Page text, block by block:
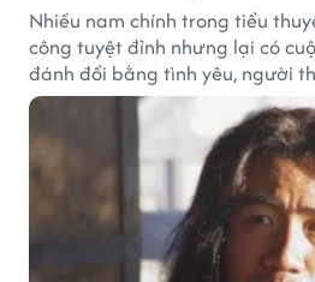
Nhiều nam chính trong tiểu
công tuyệt đỉnh nhưng lại có
đánh đổi bằng tình yêu, người
khiến độc giả không khỏi tiếc